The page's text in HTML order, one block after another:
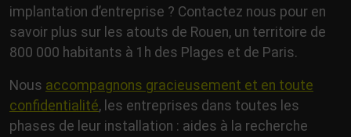
implantation d’entreprise ? Contactez nous pour en
savoir plus sur les atouts de Rouen, un territoire de
800 000 habitants à 1h des Plages et de Paris.
Nous accompagnons gracieusement et en toute
confidentialité, les entreprises dans toutes les
phases de leur installation : aides à la recherche